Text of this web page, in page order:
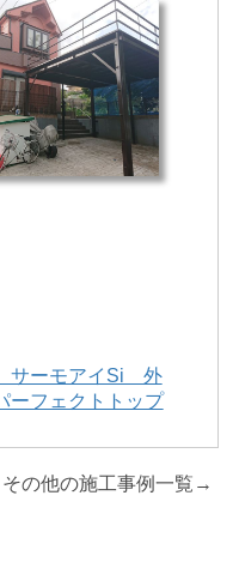
サーモアイSi 外
フェクトトップ
その他の施工事例一覧→